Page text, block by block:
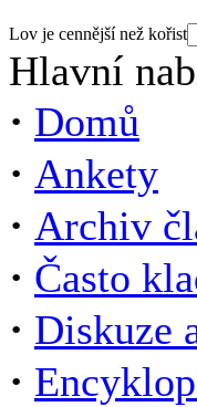
Lov je cennější než kořist
Hlavní
· Domů
· Ankety
· Archiv
· Často
· Diskuze
·